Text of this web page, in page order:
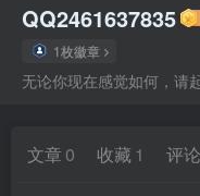
QQ2461637835
1枚徽章
无论你现在感觉如何，请
文章 0 收藏 1 评论